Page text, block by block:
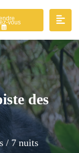
vous
des
/ 7 nuits